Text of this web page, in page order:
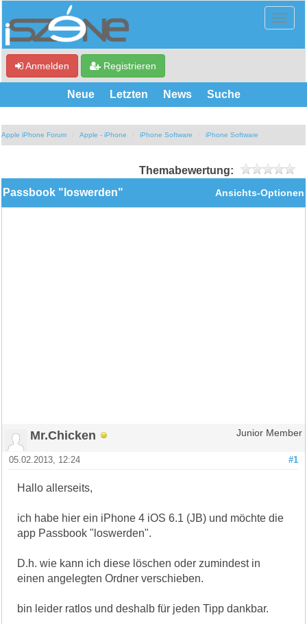
Anmelden Registrieren
Neue Letzten News Suche
Apple iPhone Forum Apple - iPhone iPhone Software iPhone Software
Themabewertung:
Ansichts-Optionen
Passbook "loswerden"
Mr.Chicken Junior Member
#1
05.02.2013, 12:24
Hallo allerseits,
ich habe hier ein iPhone 4 iOS 6.1 (JB) und möchte die
app Passbook "loswerden".
D.h. wie kann ich diese löschen oder zumindest in
einen angelegten Ordner verschieben.
bin leider ratlos und deshalb für jeden Tipp dankbar.